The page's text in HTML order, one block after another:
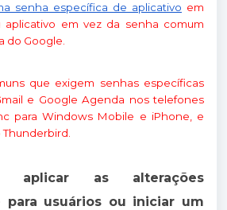
senha específica de aplicativo em
aplicativo em vez da senha comum
do Google.
que exigem senhas específicas
e Google Agenda nos telefones
para Windows Mobile e iPhone, e
aplicar as alterações
para usuários ou iniciar um